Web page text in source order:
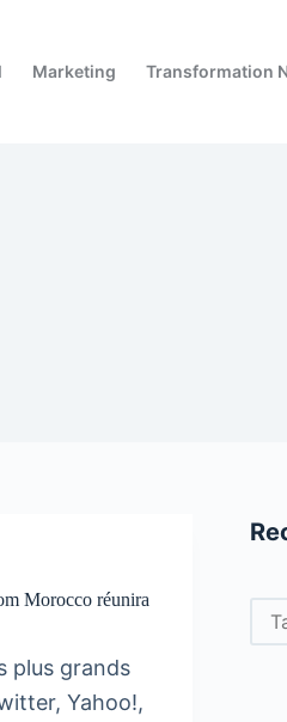
Marketing Transformation
Morocco réunira
plus grands
Yahoo!,